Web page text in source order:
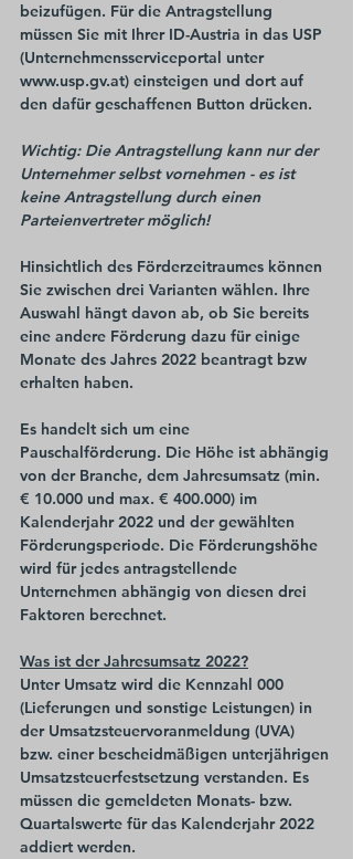
beizufügen. Für die Antragstellung
müssen Sie mit Ihrer ID-Austria in das USP
(Unternehmensserviceportal unter
www.usp.gv.at) einsteigen und dort auf
den dafür geschaffenen Button drücken.
Wichtig: Die Antragstellung kann nur der
Unternehmer selbst vornehmen - es ist
keine Antragstellung durch einen
Parteienvertreter möglich!
Hinsichtlich des Förderzeitraumes können
Sie zwischen drei Varianten wählen. Ihre
Auswahl hängt davon ab, ob Sie bereits
eine andere Förderung dazu für einige
Monate des Jahres 2022 beantragt bzw
erhalten haben.
Es handelt sich um eine
Pauschalförderung. Die Höhe ist abhängig
von der Branche, dem Jahresumsatz (min.
€ 10.000 und max. € 400.000) im
Kalenderjahr 2022 und der gewählten
Förderungsperiode. Die Förderungshöhe
wird für jedes antragstellende
Unternehmen abhängig von diesen drei
Faktoren berechnet.
Was ist der Jahresumsatz 2022?
Unter Umsatz wird die Kennzahl 000
(Lieferungen und sonstige Leistungen) in
der Umsatzsteuervoranmeldung (UVA)
bzw. einer bescheidmäßigen unterjährigen
Umsatzsteuerfestsetzung verstanden. Es
müssen die gemeldeten Monats- bzw.
Quartalswerte für das Kalenderjahr 2022
addiert werden.